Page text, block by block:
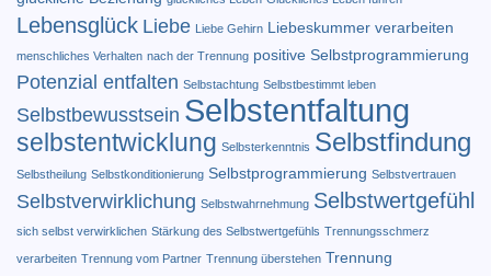
Lebensglück Liebe Liebe Gehirn Liebeskummer verarbeiten
menschliches Verhalten nach der Trennung positive Selbstprogrammierung
Potenzial entfalten Selbstachtung Selbstbestimmt leben
Selbstbewusstsein Selbstentfaltung
selbstentwicklung Selbsterkenntnis Selbstfindung
Selbstheilung Selbstkonditionierung Selbstprogrammierung Selbstvertrauen
Selbstverwirklichung Selbstwahrnehmung Selbstwertgefühl
sich selbst verwirklichen Stärkung des Selbstwertgefühls Trennungsschmerz
verarbeiten Trennung vom Partner Trennung überstehen Trennung